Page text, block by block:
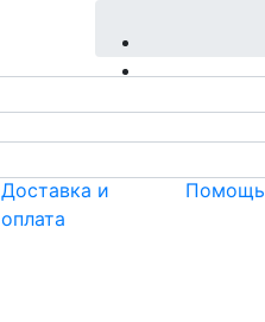
Доставка и
оплата
Помощь